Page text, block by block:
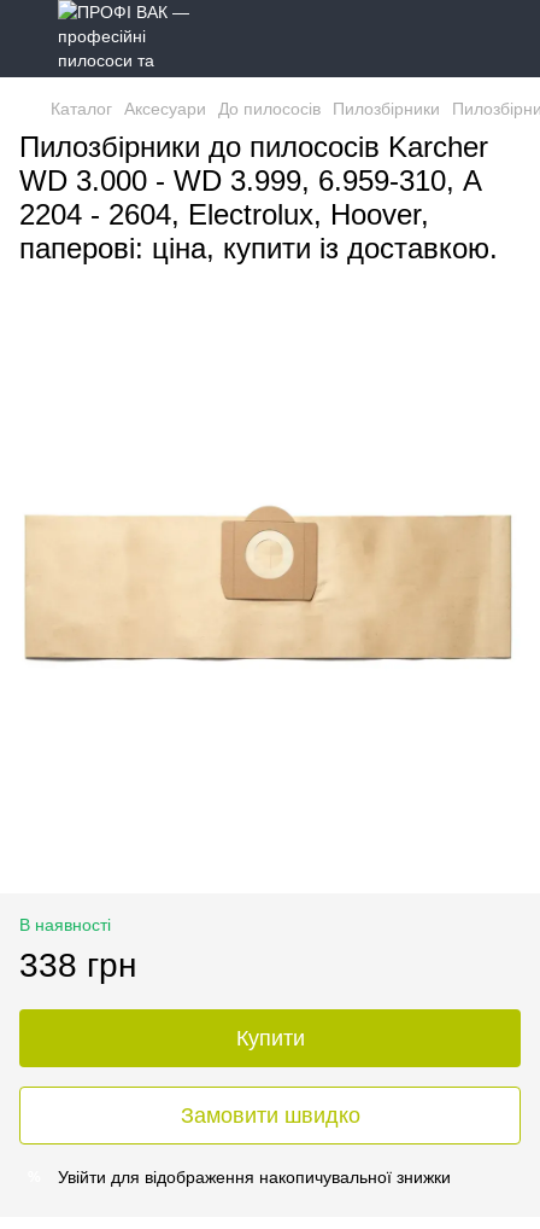
Каталог Аксесуари До пилососів Пилозбірники
Пилозбірники до пилососів Karcher
WD 3.000 - WD 3.999, 6.959-310, А
2204 - 2604, Electrolux, Hoover,
паперові: ціна, купити із доставкою.
В наявності
338 грн
Купити
Замовити швидко
Увійти для відображення накопичувальної знижки